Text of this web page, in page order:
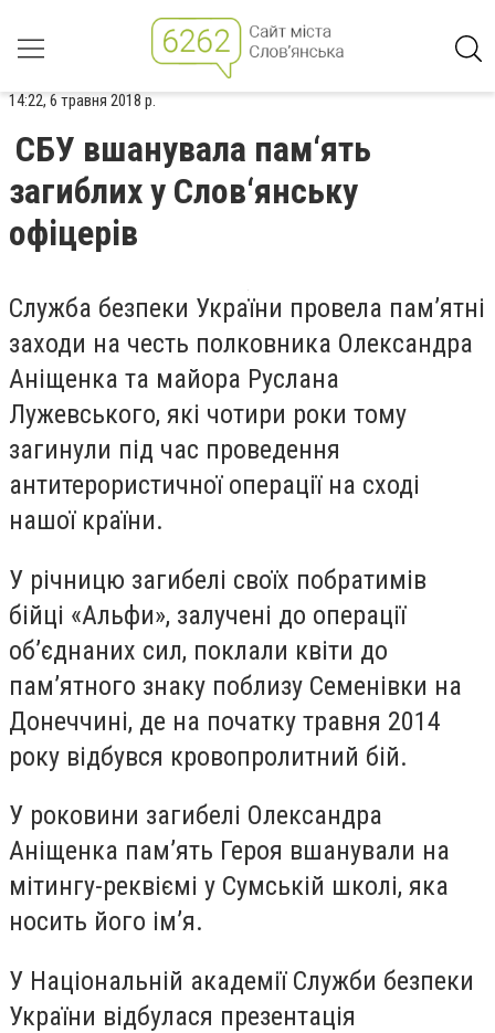
14:22, 6 травня 2018 р.
СБУ вшанувала пам‘ять
загиблих у Слов‘янську
офіцерів
Служба безпеки України провела пам’ятні
заходи на честь полковника Олександра
Аніщенка та майора Руслана
Лужевського, які чотири роки тому
загинули під час проведення
антитерористичної операції на сході
нашої країни.
У річницю загибелі своїх побратимів
бійці «Альфи», залучені до операції
об’єднаних сил, поклали квіти до
пам’ятного знаку поблизу Семенівки на
Донеччині, де на початку травня 2014
року відбувся кровопролитний бій.
У роковини загибелі Олександра
Аніщенка пам’ять Героя вшанували на
мітингу-реквіємі у Сумській школі, яка
носить його ім’я.
У Національній академії Служби безпеки
України відбулася презентація